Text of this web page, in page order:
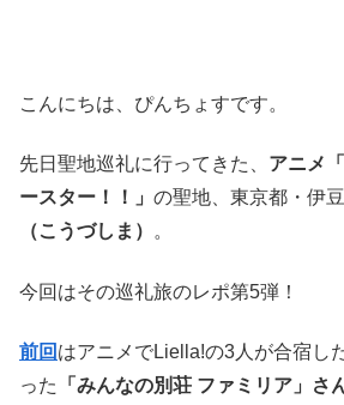
こんにちは、ぴんちょすです。
先日聖地巡礼に行ってきた、 アニメ
ースター！！」 の聖地、東京都・伊
（こうづしま）
。
今回はその巡礼旅のレポ第5弾！
前回 はアニメでLiella!の3人が合宿し
った
「みんなの別荘 ファミリア」さ